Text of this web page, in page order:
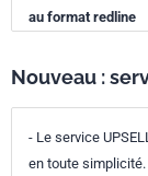
au format redline
Nouveau :
- Le service
en toute simplicité.